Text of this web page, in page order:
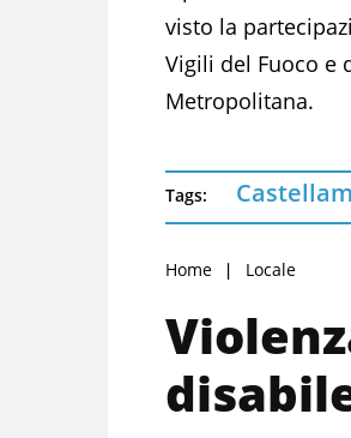
visto la
Vigili del Fuoco e
Metropolitana.
Tags:
Home Locale